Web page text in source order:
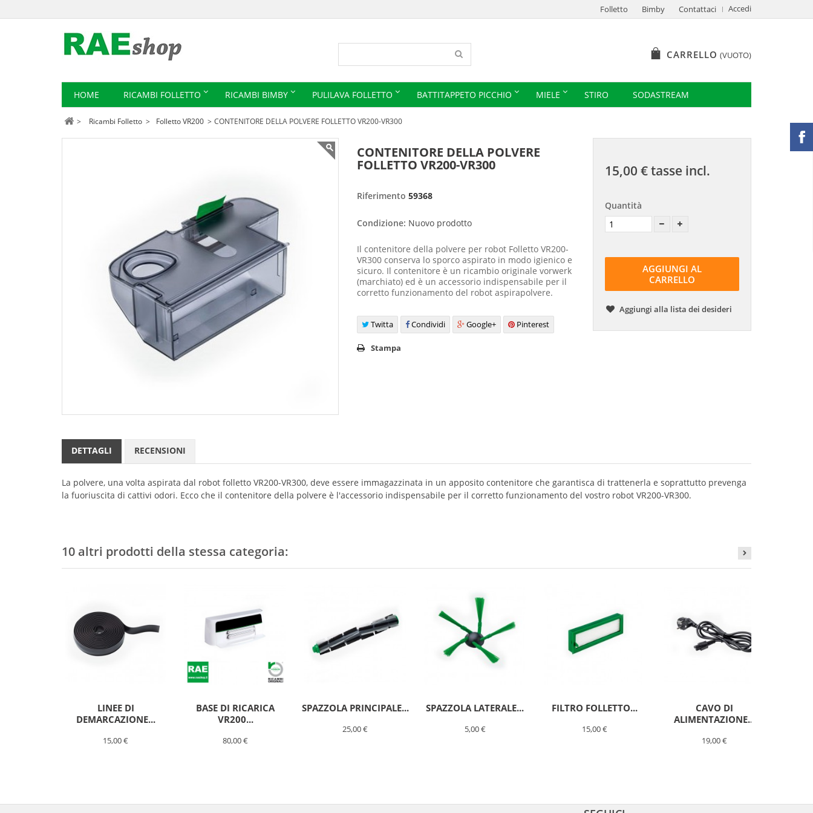
Accedi
Folletto Bimby Contattaci
CARRELLO (VUOTO)
HOME RICAMBI FOLLETTO RICAMBI BIMBY PULILAVA FOLLETTO BATTITAPPETO PICCHIO MIELE STIRO SODASTREAM
> Ricambi Folletto > Folletto VR200 > CONTENITORE DELLA POLVERE FOLLETTO VR200-VR300
CONTENITORE DELLA POLVERE
FOLLETTO VR200-VR300
Riferimento 59368
Condizione: Nuovo prodotto
Il contenitore della polvere per robot Folletto VR200-
VR300 conserva lo sporco aspirato in modo igienico e
sicuro. Il contenitore è un ricambio originale vorwerk
(marchiato) ed è un accessorio indispensabile per il
corretto funzionamento del robot aspirapolvere.
Twitta Condividi Google+ Pinterest
Stampa
15,00 €tasse incl.
Quantità
AGGIUNGI AL
CARRELLO
Aggiungi alla lista dei desideri
DETTAGLI RECENSIONI
La polvere, una volta aspirata dal robot folletto VR200-VR300, deve essere immagazzinata in un apposito contenitore che garantisca di trattenerla e soprattutto prevenga
la fuoriuscita di cattivi odori. Ecco che il contenitore della polvere è l'accessorio indispensabile per il corretto funzionamento del vostro robot VR200-VR300.
10 altri prodotti della stessa categoria:
LINEE DI
DEMARCAZIONE...
15,00 €
BASE DI RICARICA
VR200...
80,00 €
SPAZZOLA PRINCIPALE...
25,00 €
SPAZZOLA LATERALE...
5,00 €
FILTRO FOLLETTO...
15,00 €
CAVO DI
ALIMENTAZIONE...
19,00 €
FOLLETTO